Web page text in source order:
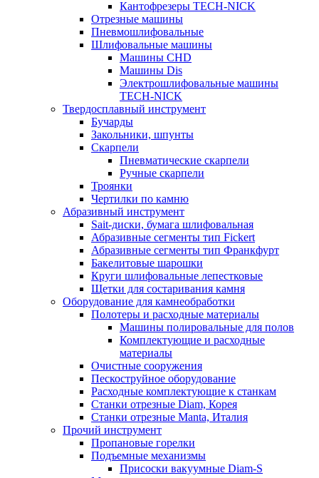
Кантофрезеры TECH-NICK
Отрезные машины
Пневмошлифовальные
Шлифовальные машины
Машины CHD
Машины Dis
Электрошлифовальные машины
TECH-NICK
Твердосплавный инструмент
Бучарды
Закольники, шпунты
Скарпели
Пневматические скарпели
Ручные скарпели
Троянки
Чертилки по камню
Абразивный инструмент
Sait-диски, бумага шлифовальная
Абразивные сегменты тип Fickert
Абразивные сегменты тип Франкфурт
Бакелитовые шарошки
Круги шлифовальные лепестковые
Щетки для состаривания камня
Оборудование для камнеобработки
Полотеры и расходные материалы
Машины полировальные для полов
Комплектующие и расходные
материалы
Очистные сооружения
Пескоструйное оборудование
Расходные комплектующие к станкам
Станки отрезные Diam, Корея
Станки отрезные Manta, Италия
Прочий инструмент
Пропановые горелки
Подъeмные механизмы
Присоски вакуумные Diam-S